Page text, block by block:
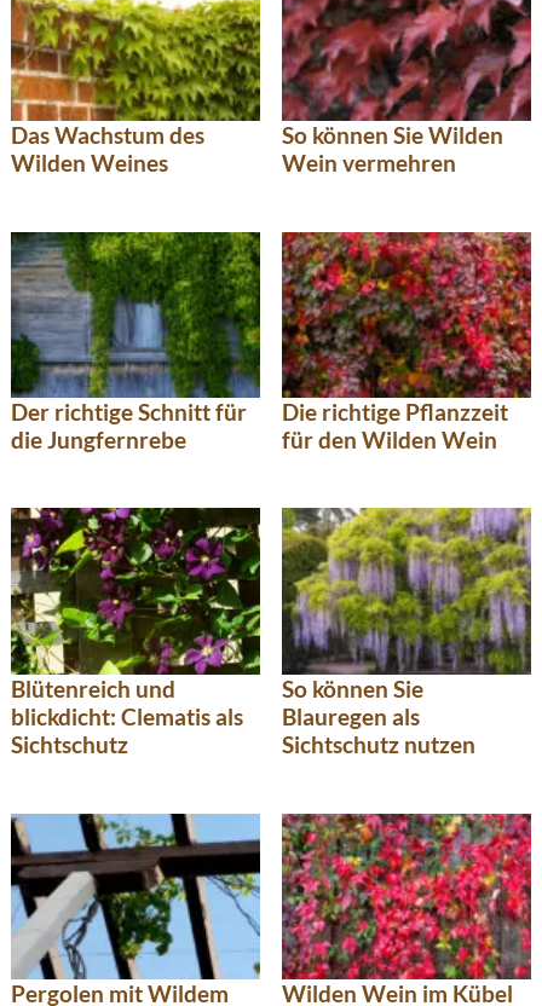
Das Wachstum des
Wilden Weines
So können Sie Wilden
Wein vermehren
Der richtige Schnitt für
die Jungfernrebe
Die richtige Pflanzzeit
für den Wilden Wein
Blütenreich und
blickdicht: Clematis als
Sichtschutz
So können Sie
Blauregen als
Sichtschutz nutzen
Pergolen mit Wildem Wilden Wein im Kübel